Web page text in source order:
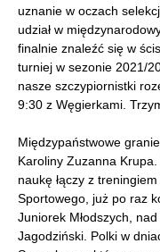
uznanie w oczach
udział w
finalnie znaleźć się w
turniej w sezonie 2021/
nasze szczypiornistki
9:30 z Węgierkami.
Międzypaństwowe
Karoliny Zuzanna
naukę łączy z
Sportowego, już po raz
Juniorek Młodszych,
Jagodziński. Polki w